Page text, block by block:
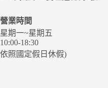
營業時間
星期一~星期五
10:00-18:30
依照國定假日休假)